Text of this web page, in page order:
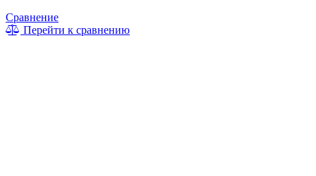
Сравнение
Перейти к сравнению